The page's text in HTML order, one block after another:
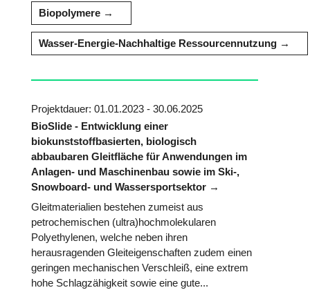
Biopolymere
Wasser-Energie-Nachhaltige Ressourcennutzung
Projektdauer: 01.01.2023 - 30.06.2025
BioSlide - Entwicklung einer
biokunststoffbasierten, biologisch
abbaubaren Gleitfläche für Anwendungen im
Anlagen- und Maschinenbau sowie im Ski-,
Snowboard- und Wassersportsektor
Gleitmaterialien bestehen zumeist aus
petrochemischen (ultra)hochmolekularen
Polyethylenen, welche neben ihren
herausragenden Gleiteigenschaften zudem einen
geringen mechanischen Verschleiß, eine extrem
hohe Schlagzähigkeit sowie eine gute...